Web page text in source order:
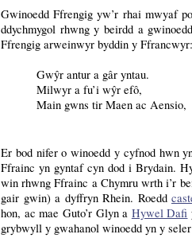
Gwinoedd Ffrengig yw’r rhai mwyaf
ddychmygol rhwng y beirdd a
Ffrengig arweinwyr byddin y Ffrancwyr:
Gwŷr antur a gâr yntau.
Milwyr a fu’i wŷr efô,
Main gwns tir Maen ac Aensio,
Er bod nifer o winoedd y cyfnod hwn
Ffrainc yn gyntaf cyn dod i Brydain.
win rhwng Ffrainc a Chymru wrth i’r
gair gwin) a dyffryn Rhein. Roedd
hon, ac mae Guto’r Glyn a Hywel Dafi
grybwyll y gwahanol winoedd yn y